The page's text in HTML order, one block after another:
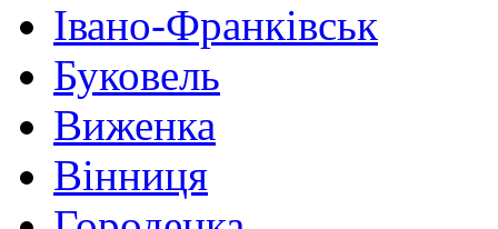
Івано-Франківськ
Буковель
Виженка
Вінниця